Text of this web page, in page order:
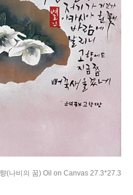
(나비의 꿈) Oil on Canvas 27.3*27.3